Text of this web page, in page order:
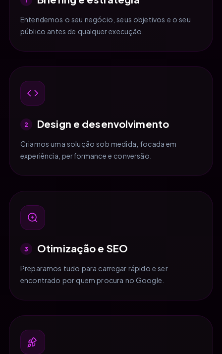
Entendemos o seu negócio, seus objetivos e o seu
público antes de qualquer execução.
2 Design e desenvolvimento
Criamos uma solução sob medida, focada em
experiência, performance e conversão.
3 Otimização e SEO
Preparamos tudo para carregar rápido e ser
encontrado por quem procura no Google.